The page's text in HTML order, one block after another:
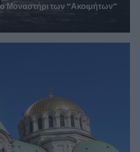
Μοναστήρι των “Ακοιμήτων”